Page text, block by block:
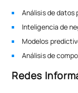
Análisis de datos
Inteligencia de
Modelos
Análisis de
Redes